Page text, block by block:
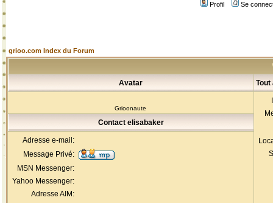
Profil
Se
grioo.com Index du Forum
Avatar
Tout
Grioonaute
Contact elisabaker
Adresse e-mail:
Message Privé:
MSN Messenger:
Yahoo Messenger:
Adresse AIM: